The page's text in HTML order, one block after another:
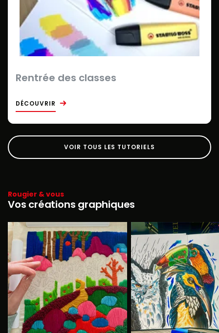
Rentrée des classes
DÉCOUVRIR
VOIR TOUS LES TUTORIELS
Rougier & vous
Vos créations graphiques